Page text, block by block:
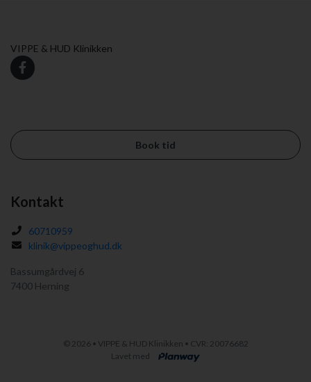
VIPPE & HUD Klinikken
Book tid
Kontakt
60710959
klinik@vippeoghud.dk
Bassumgårdvej 6
7400 Herning
© 2026 • VIPPE & HUD Klinikken • CVR: 20076682
Lavet med